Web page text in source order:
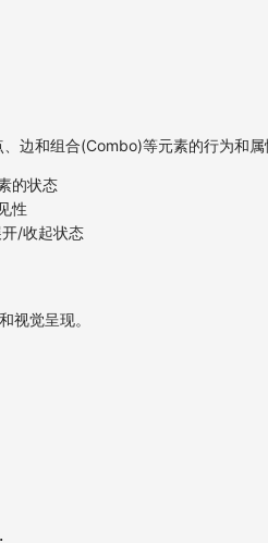
边和组合(Combo)等元素的行为和属
的状态
性
开/收起状态
视觉呈现。